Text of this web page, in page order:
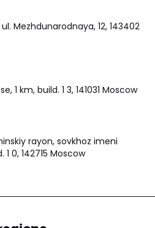
Mezhdunarodnaya, 12, 143402
1 km, build. 1 3, 141031 Moscow
rayon, sovkhoz imeni
1 0, 142715 Moscow